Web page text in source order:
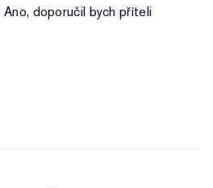
Ano, doporučil bych příteli